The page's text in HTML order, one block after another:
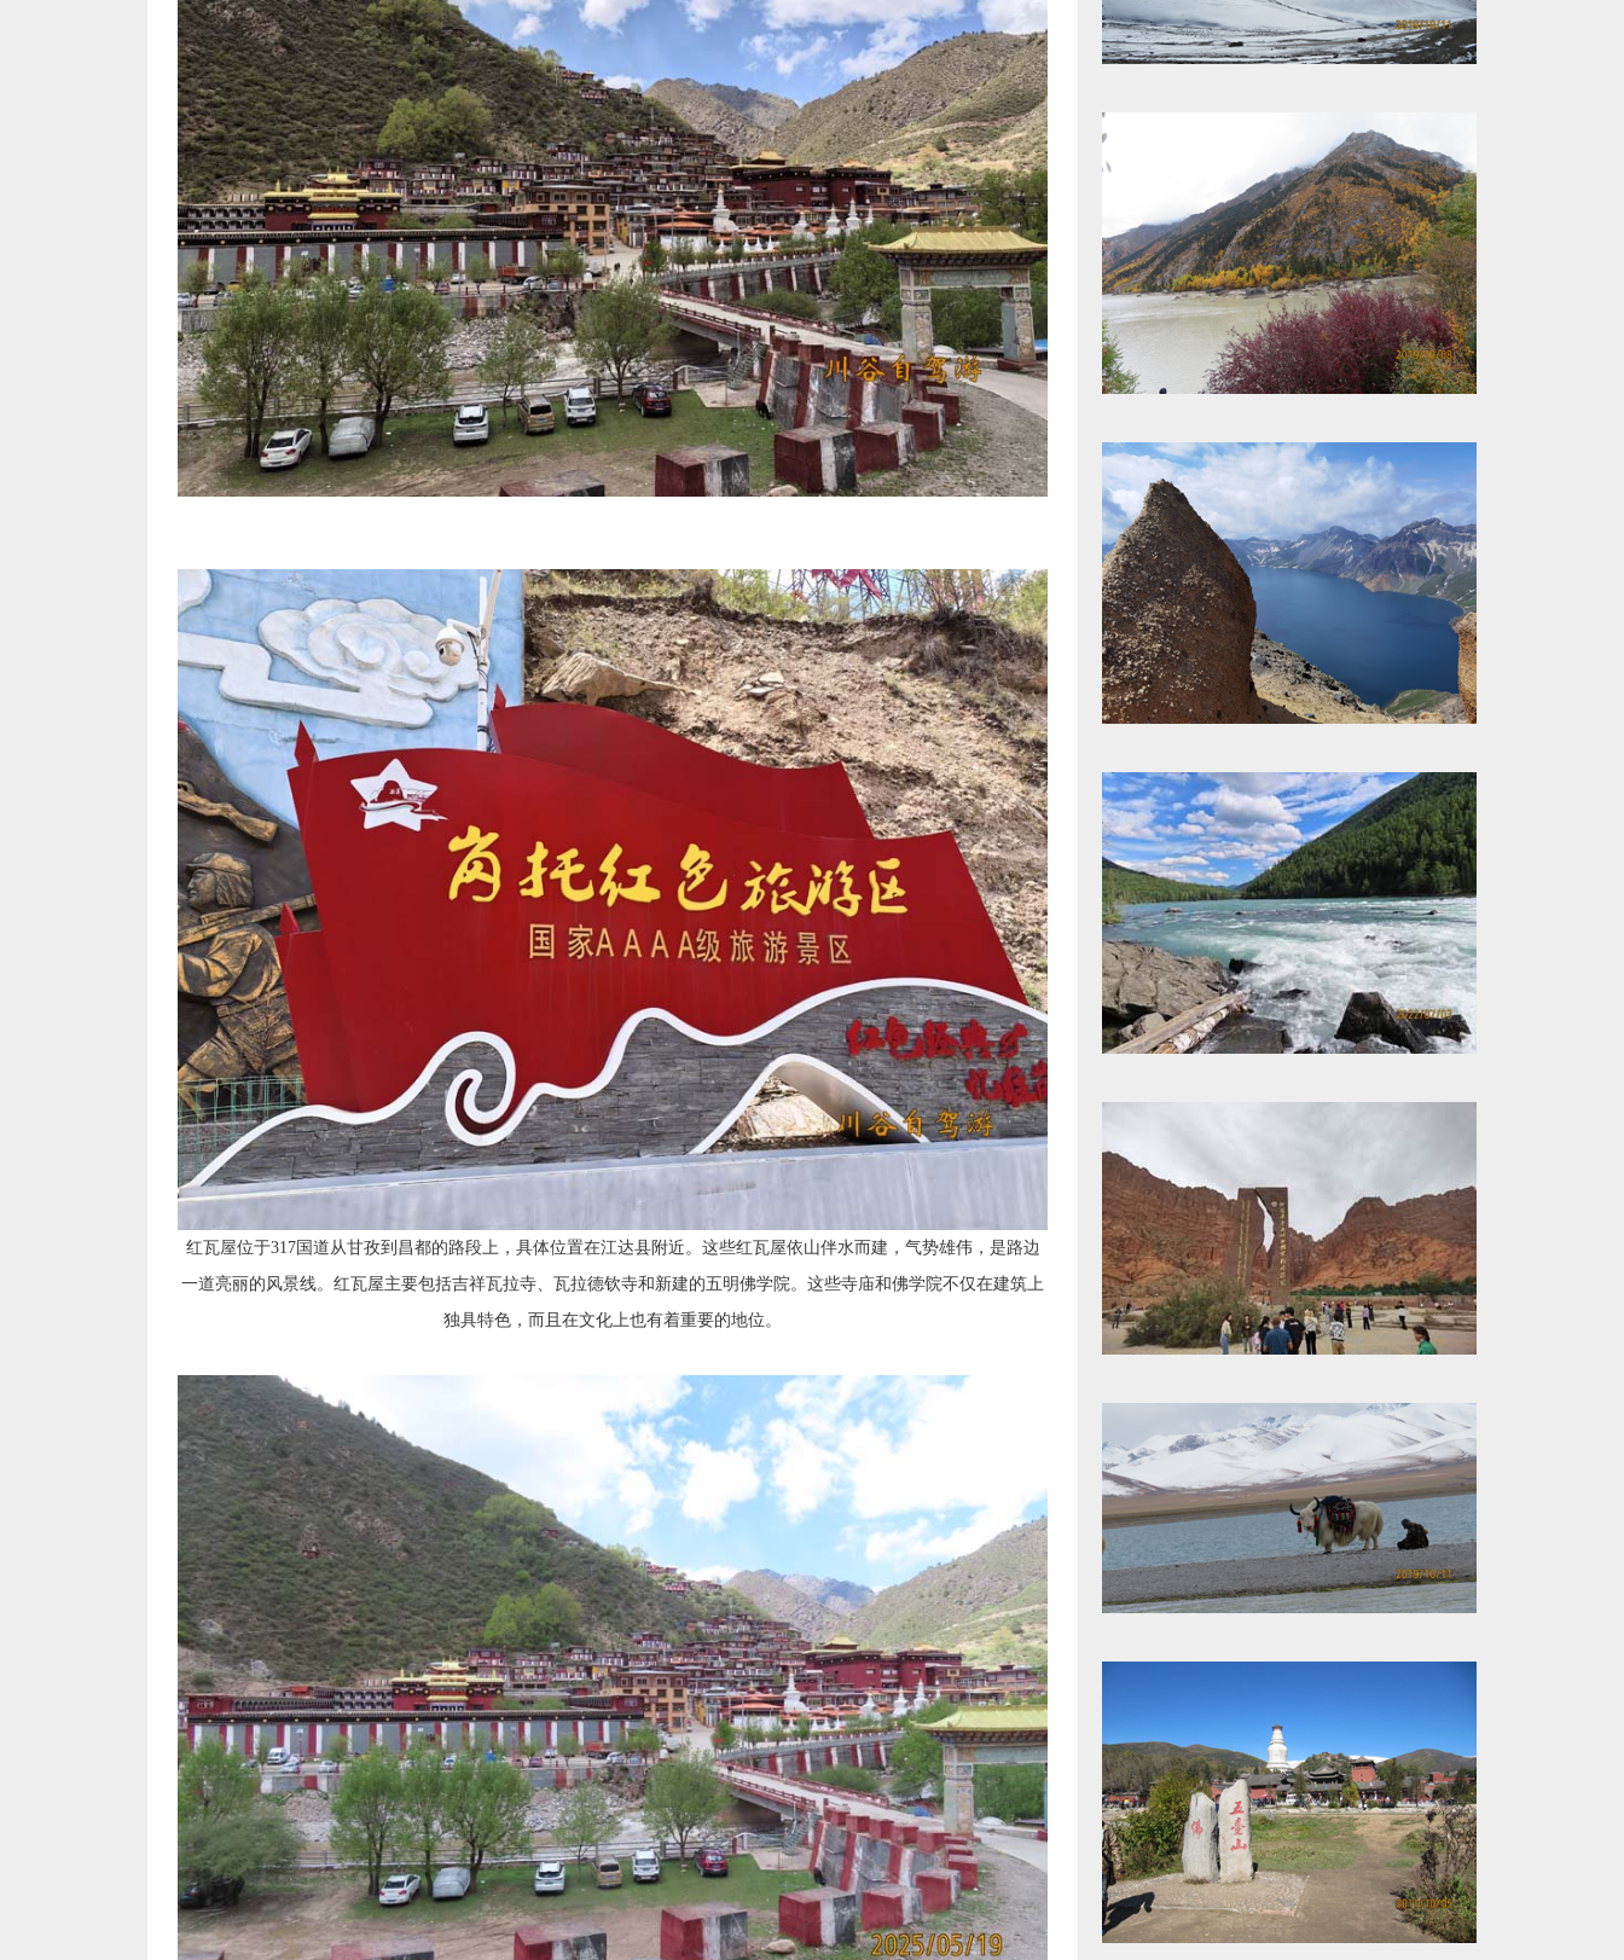
红瓦屋位于317国道从甘孜到昌都的路段上，具体位置在江达县附近。这些红瓦屋依山伴水而建，气势雄伟，是路边
一道亮丽的风景线。红瓦屋主要包括吉祥瓦拉寺、瓦拉德钦寺和新建的五明佛学院。这些寺庙和佛学院不仅在建筑上
独具特色，而且在文化上也有着重要的地位。